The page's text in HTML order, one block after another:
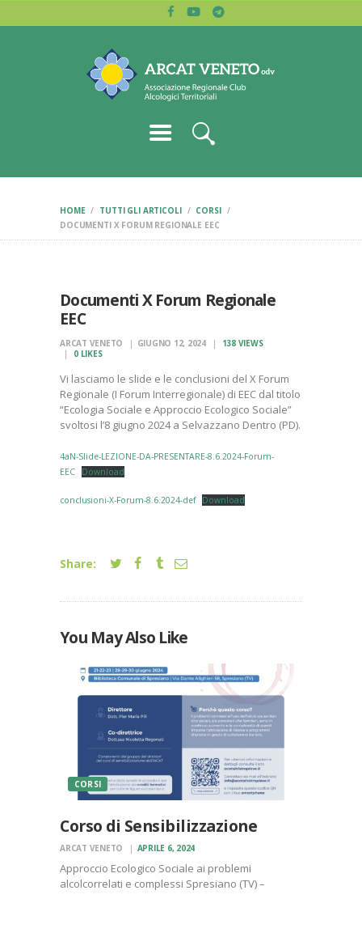
HOME TUTTI GLI ARTICOLI
CORSI
DOCUMENTI X FORUM REGIONALE EEC
Associazione regionale dei club alcologici
CHI SIAMO
BLOG
LETTURE
CERCA CLUB
Documenti X Forum Regionale
EEC
ARCAT VENETO GIUGNO 12, 2024 138 VIEWS
0 LIKES
Vi lasciamo le slide e le conclusioni del X Forum
Regionale (I Forum Interregionale) di EEC dal titolo
“Ecologia Sociale e Approccio Ecologico Sociale”
svoltosi l’8 giugno 2024 a Selvazzano Dentro (PD).
4aN-Slide-LEZIONE-DA-PRESENTARE-8.6.2024-Forum-
EEC
Download
conclusioni-X-Forum-8.6.2024-def Download
Share:
You May Also Like
CORSI
Corso di Sensibilizzazione
ARCAT VENETO APRILE 6, 2024
Approccio Ecologico Sociale ai problemi
alcolcorrelati e complessi Spresiano (TV) –
CORSI